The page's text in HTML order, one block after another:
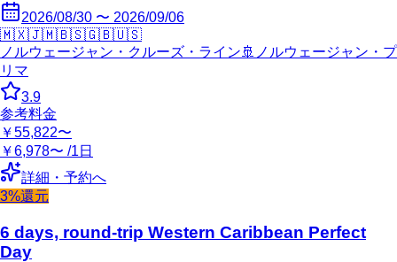
2026/08/30 〜 2026/09/06
🇲🇽🇯🇲🇧🇸🇬🇧🇺🇸
ノルウェージャン・クルーズ・ライン 🚢 ノルウェージャン・プ
リマ
3.9
参考料金
￥55,822〜
￥6,978〜 /1日
詳細・予約へ
3%還元
6 days, round-trip Western Caribbean Perfect
Day